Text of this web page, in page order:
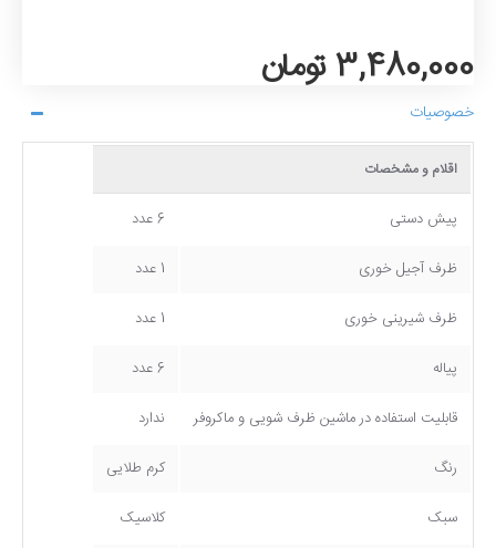
3,480,000 تومان
خصوصیات
اقلام و مشخصات
پیش دستی 6 عدد
ظرف آجیل خوری 1 عدد
ظرف شیرینی خوری 1 عدد
پیاله 6 عدد
قابلیت استفاده در ماشین ظرف شویی و ماکروفر ندارد
رنگ کرم طلایی
سبک کلاسیک